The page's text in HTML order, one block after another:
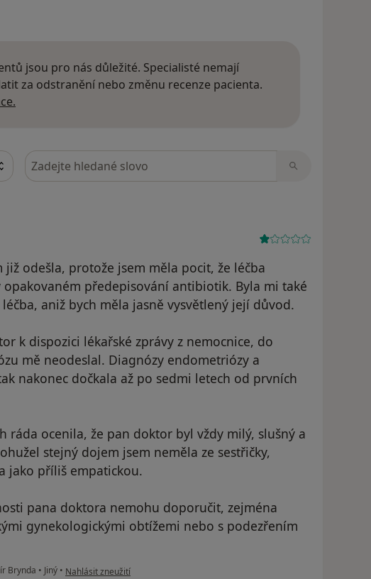
jsou pro nás důležité. Specialisté nemají
za odstranění nebo změnu recenze pacienta.
Hledejte v názorech
odešla, protože jsem měla pocit, že léčba
opakovaném předepisování antibiotik. Byla mi také
aniž bych měla jasně vysvětlený její důvod.
k dispozici lékařské zprávy z nemocnice, do
mě neodeslal. Diagnózy endometriózy a
nakonec dočkala až po sedmi letech od prvních
ráda ocenila, že pan doktor byl vždy milý, slušný a
stejný dojem jsem neměla ze sestřičky,
jako příliš empatickou.
pana doktora nemohu doporučit, zejména
gynekologickými obtížemi nebo s podezřením
Brynda • Jiný • podle názoru uživatele MJ
Nahlásit zneužití